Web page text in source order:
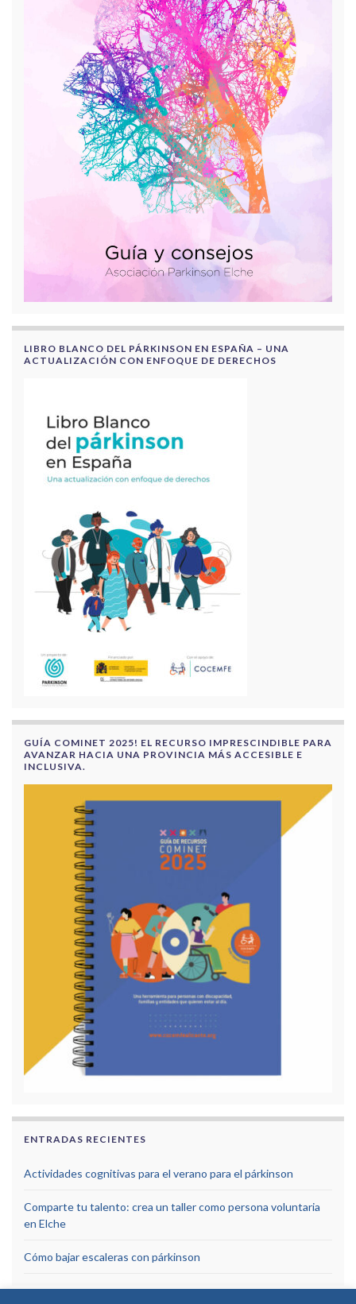
LIBRO BLANCO DEL PÁRKINSON EN ESPAÑA – UNA
ACTUALIZACIÓN CON ENFOQUE DE DERECHOS
GUÍA COMINET 2025! EL RECURSO IMPRESCINDIBLE PARA
AVANZAR HACIA UNA PROVINCIA MÁS ACCESIBLE E
INCLUSIVA.
ENTRADAS RECIENTES
Actividades cognitivas para el verano para el párkinson
Comparte tu talento: crea un taller como persona voluntaria
en Elche
Cómo bajar escaleras con párkinson